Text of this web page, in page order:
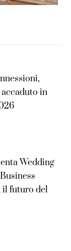
in
Wedding
il futuro del